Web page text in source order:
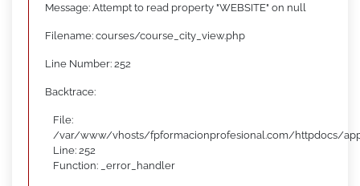
Message: Attempt to read property "WEBSITE" on null
Filename: courses/course_city_view.php
Line Number: 252
Backtrace:
File:
/var/www/vhosts/fpformacionprofesional.com/httpdocs/
Line: 252
Function: _error_handler